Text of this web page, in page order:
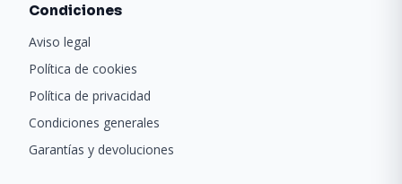
Condiciones
Aviso legal
Política de cookies
Política de privacidad
Condiciones generales
Garantías y devoluciones